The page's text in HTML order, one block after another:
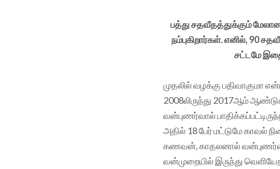
பத்து சதவீதத்துக்கும்
நம்புகிறார்கள். எனில், 90
சட்டமே
முதலில் வழக்கு பதிவாகுமா
2008லிருந்து 2017ஆம்
வன்புணர்வால்
அதில் 18 பேர் மட்டுமே காவல்
கணவன், காதலனால்
வன்முறையில் இருந்து